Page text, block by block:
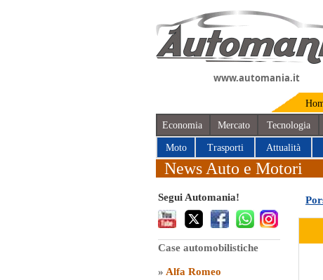
www.automania.it
Economia Mercato Tecnologia
Moto Trasporti Attualità
News Auto e Motori
Segui Automania!
Case automobilistiche
» Alfa Romeo